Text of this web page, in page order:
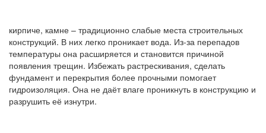
кирпиче, камне – традиционно слабые места строительных
конструкций. В них легко проникает вода. Из-за перепадов
температуры она расширяется и становится причиной
появления трещин. Избежать растрескивания, сделать
фундамент и перекрытия более прочными помогает
гидроизоляция. Она не даёт влаге проникнуть в конструкцию и
разрушить её изнутри.